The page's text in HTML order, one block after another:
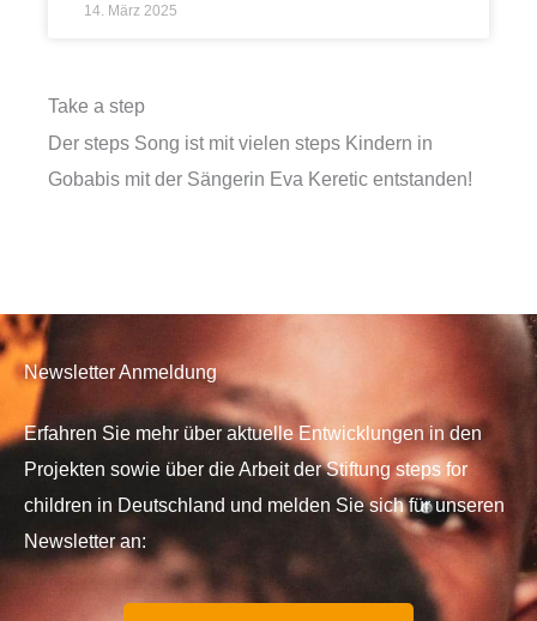
14. März 2025
Take a step
Der steps Song ist mit vielen steps Kindern in
Gobabis mit der Sängerin Eva Keretic entstanden!
Newsletter Anmeldung
Erfahren Sie mehr über aktuelle Entwicklungen in den
Projekten sowie über die Arbeit der Stiftung steps for
children in Deutschland und melden Sie sich für unseren
Newsletter an: